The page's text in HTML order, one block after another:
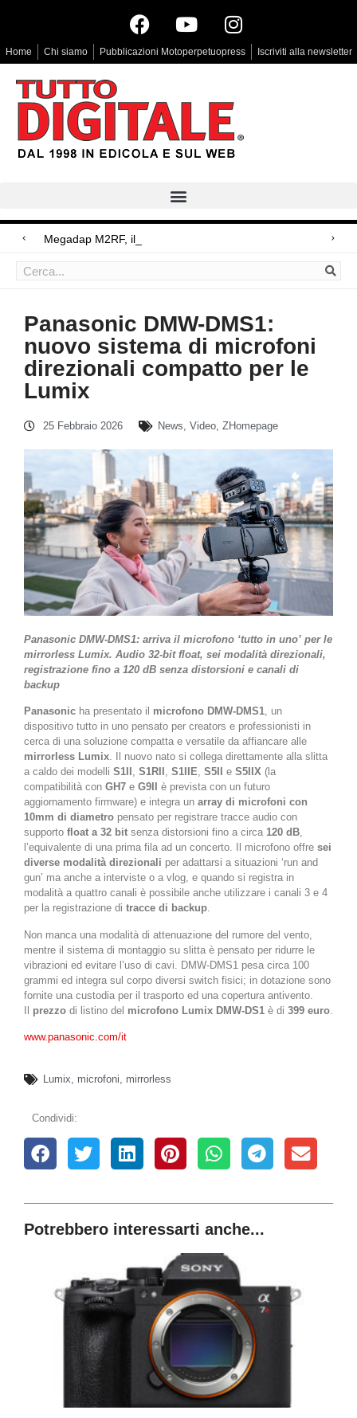
Home Chi siamo Pubblicazioni Motoperpetuopress Iscriviti alla newsletter
Megadap M2RF, il primo adattatore au
Arri Rental, evoluzioni in arrivo
Panasonic DMW-DMS1:
nuovo sistema di microfoni
direzionali compatto per le
Lumix
25 Febbraio 2026 News, Video, ZHomepage
Panasonic DMW-DMS1: arriva il microfono ‘tutto in uno’ per le
mirrorless Lumix. Audio 32-bit float, sei modalità direzionali,
registrazione fino a 120 dB senza distorsioni e canali di
backup
Panasonic ha presentato il microfono DMW-DMS1, un
dispositivo tutto in uno pensato per creators e professionisti in
cerca di una soluzione compatta e versatile da affiancare alle
mirrorless Lumix. Il nuovo nato si collega direttamente alla slitta
a caldo dei modelli S1II , S1RII , S1IIE, S5II e S5IIX (la
compatibilità con GH7 e G9II
è prevista con un futuro
aggiornamento firmware) e integra un array di microfoni con
10mm di diametro pensato per registrare tracce audio con
supporto float a 32 bit senza distorsioni fino a circa 120 dB,
l’equivalente di una prima fila ad un concerto. Il microfono offre sei
diverse modalità direzionali per adattarsi a situazioni ‘run and
gun’ ma anche a interviste o a vlog, e quando si registra in
modalità a quattro canali è possibile anche utilizzare i canali 3 e 4
per la registrazione di tracce di backup.
Non manca una modalità di attenuazione del rumore del vento,
mentre il sistema di montaggio su slitta è pensato per ridurre le
vibrazioni ed evitare l’uso di cavi. DMW-DMS1 pesa circa 100
grammi ed integra sul corpo diversi switch fisici; in dotazione sono
fornite una custodia per il trasporto ed una copertura antivento.
Il prezzo di listino del microfono Lumix DMW-DS1 è di 399 euro
www.panasonic.com/it
Lumix, microfoni, mirrorless
Condividi:
Potrebbero interessarti anche...